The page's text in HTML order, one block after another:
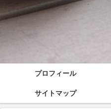
プロフィール
サイトマップ